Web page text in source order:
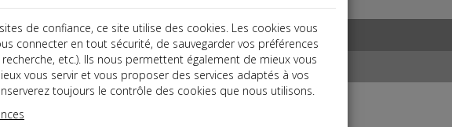
de confiance, ce site utilise des cookies. Les cookies vous
connecter en tout sécurité, de sauvegarder vos préférences
recherche, etc.). Ils nous permettent également de mieux vous
vous servir et vous proposer des services adaptés à vos
toujours le contrôle des cookies que nous utilisons.